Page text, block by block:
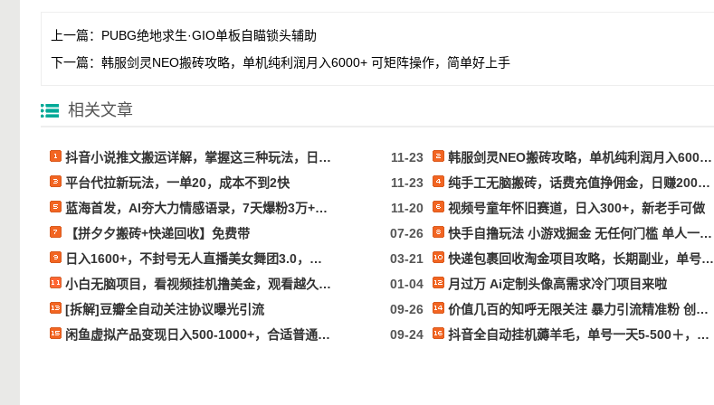
上一篇： PUBG绝地求生·GIO单板自瞄锁头辅助
下一篇： 韩服剑灵NEO搬砖攻略，单机纯利润月入6000+ 可矩阵操作，简单好上手
相关文章
抖音小说推文搬运详解，掌握这三种玩法，日入多张不是问题 11-23 韩服剑灵NEO搬砖攻略，单机纯利润月入6000+ 可矩阵操作，简单好上手
平台代拉新玩法，一单20，成本不到2快
11-23 纯手工无脑搬砖，话费充值挣佣金，日赚200+长期稳定
蓝海首发，AI夯大力情感语录，7天爆粉3万+，变现思路和制作全流程拆解
11-20 视频号童年怀旧赛道，日入300+，新老手可做
【拼夕夕搬砖+快递回收】免费带
07-26 快手自撸玩法 小游戏掘金 无任何门槛 单人一天400-600
日入1600+，不封号无人直播美女舞团3.0，无脑操作多重防非操作，个人工作制皆可操作【揭秘】
03-21 快递包裹回收淘金项目攻略，长期副业，单号保底30-50+可放大
小白无脑项目，看视频挂机撸美金，观看越久收益越高
01-04 月过万 Ai定制头像高需求冷门项目来啦
[拆解]豆瓣全自动关注协议曝光引流
09-26 价值几百的知呼无限关注 暴力引流精准粉 创业粉揭秘!
闲鱼虚拟产品变现日入500-1000+，合适普通人的小众赛道【揭秘】
09-24 抖音全自动挂机薅羊毛，单号一天5-500＋，纯躺赚不用任何操作